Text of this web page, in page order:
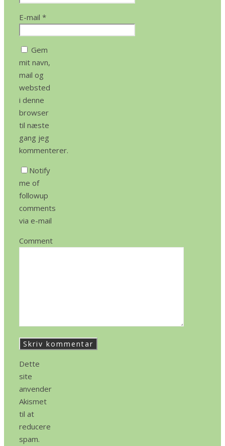
E-mail *
Gem
mit navn,
mail og
websted
i denne
browser
til næste
gang jeg
kommenterer.
Notify
me of
followup
comments
via e-mail
Comment
Dette
site
anvender
Akismet
til at
reducere
spam.